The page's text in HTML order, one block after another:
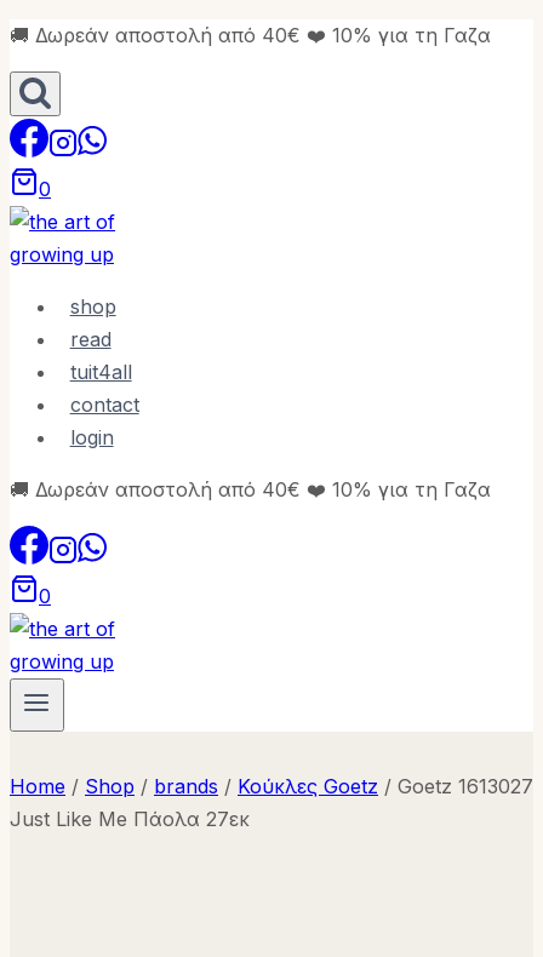
Skip
to
content
🚚 Δωρεάν αποστολή από 40€ ❤️ 10% για τη Γαζα
0
shop
read
tuit4all
contact
login
🚚 Δωρεάν αποστολή από 40€ ❤️ 10% για τη Γαζα
0
Home / Shop / brands / Κούκλες Goetz / Goetz 1613027
Just Like Me Πάολα 27εκ